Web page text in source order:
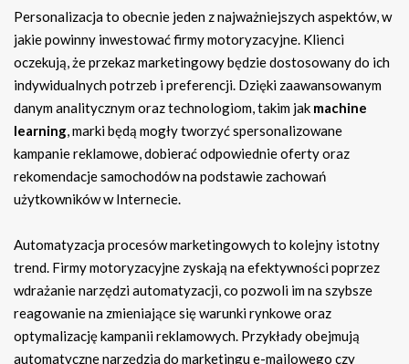
Personalizacja to obecnie jeden z najważniejszych aspektów, w
jakie powinny inwestować firmy motoryzacyjne. Klienci
oczekują, że przekaz marketingowy będzie dostosowany do ich
indywidualnych potrzeb i preferencji. Dzięki zaawansowanym
danym analitycznym oraz technologiom, takim jak machine
learning, marki będą mogły tworzyć spersonalizowane
kampanie reklamowe, dobierać odpowiednie oferty oraz
rekomendacje samochodów na podstawie zachowań
użytkowników w Internecie.
Automatyzacja procesów marketingowych to kolejny istotny
trend. Firmy motoryzacyjne zyskają na efektywności poprzez
wdrażanie narzędzi automatyzacji, co pozwoli im na szybsze
reagowanie na zmieniające się warunki rynkowe oraz
optymalizację kampanii reklamowych. Przykłady obejmują
automatyczne narzędzia do marketingu e-mailowego czy